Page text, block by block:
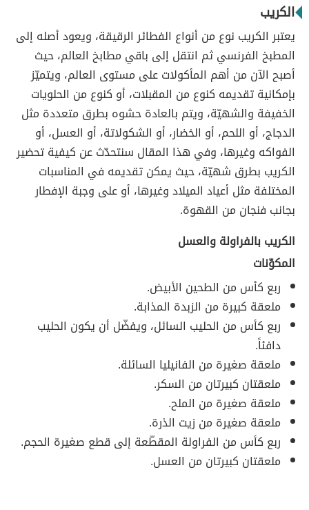
الكريب
يعتبر الكريب نوع من أنواع الفطائر الرقيقة، ويعود أصله إلى
المطبخ الفرنسي ثم انتقل إلى باقي مطابخ العالم، حيث
أصبح الآن من أهم المأكولات على مستوى العالم، ويتميّز
بإمكانية تقديمه كنوع من المقبلات، أو كنوع من الحلويات
الخفيفة والشهيّة، ويتم بالعادة حشوه بطرق متعددة مثل
الدجاج، أو اللحم، أو الخضار، أو الشكولاتة، أو العسل، أو
الفواكه وغيرها، وفي هذا المقال سنتحدّث عن كيفية تحضير
الكريب بطرق شهيّة، حيث يمكن تقديمه في المناسبات
المختلفة مثل أعياد الميلاد وغيرها، أو على وجبة الإفطار
بجانب فنجان من القهوة.
الكريب بالفراولة والعسل
المكوّنات
ربع كأس من الطحين الأبيض.
ملعقة كبيرة من الزبدة المذابة.
ربع كأس من الحليب السائل، ويفضّل أن يكون الحليب
دافئاً.
ملعقة صغيرة من الفانيليا السائلة.
ملعقتان كبيرتان من السكر.
ملعقة صغيرة من الملح.
ملعقة صغيرة من زيت الذرة.
ربع كأس من الفراولة المقطّعة إلى قطع صغيرة الحجم.
ملعقتان كبيرتان من العسل.